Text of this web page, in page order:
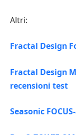
Altri:
Fractal Design
Fractal Design
recensioni test
Seasonic